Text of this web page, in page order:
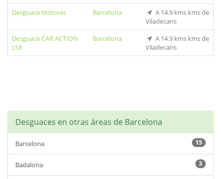
Desguace Motorec
Barcelona
A 14.9 kms kms de
Viladecans
Desguace CAR ACTION
Ltd
Barcelona
A 14.9 kms kms de
Viladecans
Desguaces en otras áreas de Barcelona
Barcelona 15
Badalona 3